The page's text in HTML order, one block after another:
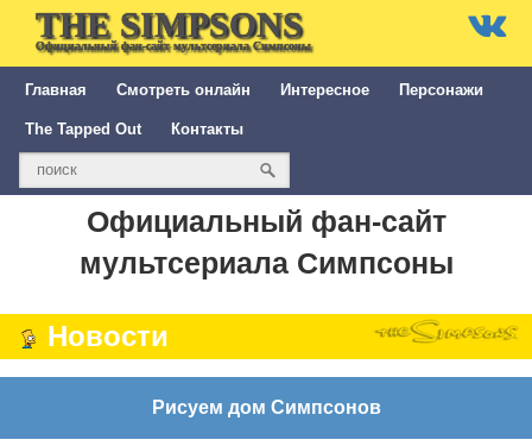
THE SIMPSONS
Официальный фан-сайт мультсериала Симпсоны
Главная Смотреть онлайн Интересное Персонажи
The Tapped Out Контакты
Официальный фан-сайт
мультсериала Симпсоны
Новости
Рисуем дом Симпсонов